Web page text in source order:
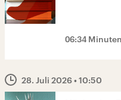
06:34 Minuten
28. Juli 2026• 10:50